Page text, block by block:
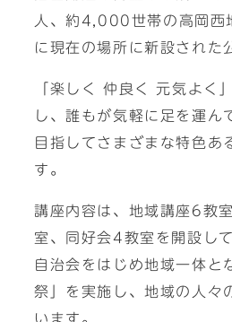
人、約4,000世帯の高岡西
に現在の場所に新設された
「楽しく 仲良く 元気よく
し、誰もが気軽に足を運ん
目指してさまざまな特色あ
す。
講座内容は、地域講座6教
室、同好会4教室を開設し
自治会をはじめ地域一体と
祭」を実施し、地域の人々
います。